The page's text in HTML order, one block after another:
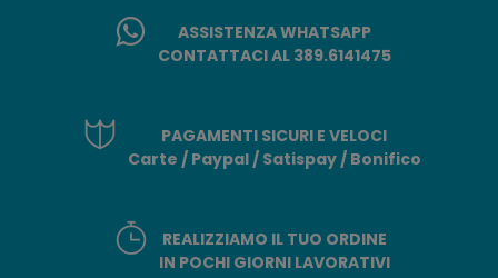
ASSISTENZA WHATSAPP
CONTATTACI AL 389.6141475
PAGAMENTI SICURI E VELOCI
Carte / Paypal / Satispay / Bonifico
REALIZZIAMO IL TUO ORDINE
IN POCHI GIORNI LAVORATIVI